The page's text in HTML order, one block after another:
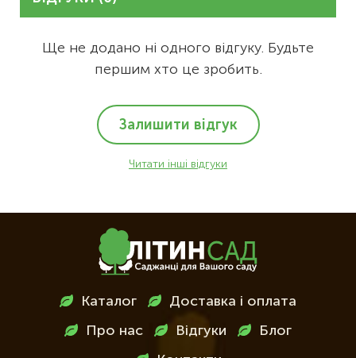
Ще не додано ні одного відгуку. Будьте
першим хто це зробить.
Залишити відгук
Читати інші відгуки
Каталог Доставка і оплата
Про нас Відгуки Блог